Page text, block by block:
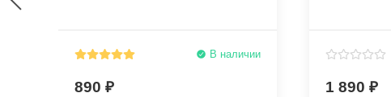
В наличии
890 1 890